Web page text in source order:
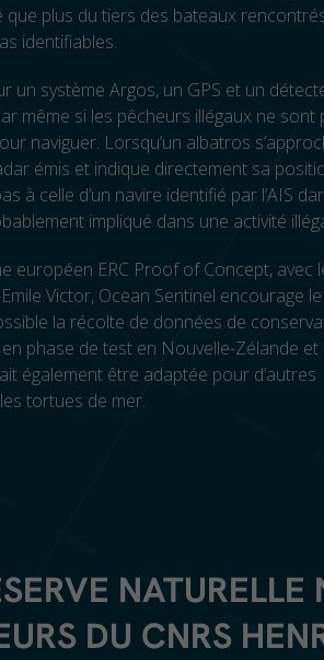
plus du tiers des bateaux
identifiables.
un système Argos, un GPS et un
même si les pêcheurs illégaux ne sont
naviguer. Lorsqu’un albatros
émis et indique directement sa
à celle d’un navire identifié par l’AIS
impliqué dans une activité
européen ERC Proof of Concept, avec
Victor, Ocean Sentinel encourage le
la récolte de données de
phase de test en Nouvelle-Zélande et
également être adaptée pour d’autres
tortues de mer.
NATURELLE
DU CNRS